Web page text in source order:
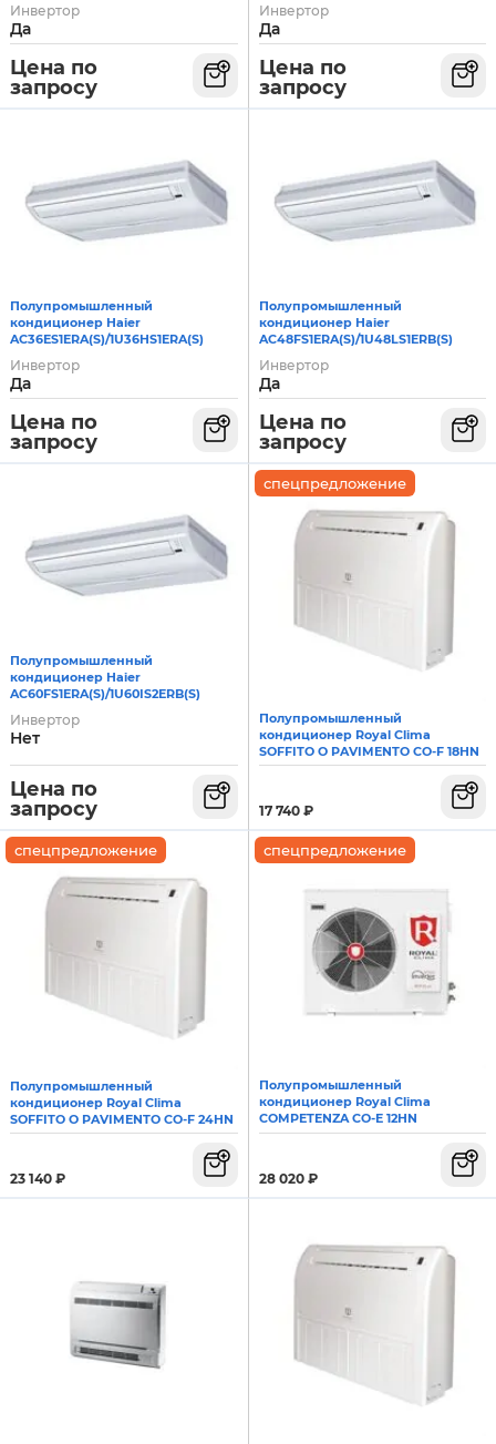
Инвертор
Да
Цена по
запросу
Инвертор
Да
Цена по
запросу
Полупромышленный
кондиционер Haier
AC36ES1ERA(S)/1U36HS1ERA(S)
Инвертор
Да
Цена по
запросу
Полупромышленный
кондиционер Haier
AC48FS1ERA(S)/1U48LS1ERB(S)
Инвертор
Да
Цена по
запросу
Полупромышленный
кондиционер Haier
AC60FS1ERA(S)/1U60IS2ERB(S)
Инвертор
Нет
Цена по
запросу
спецпредложение
Полупромышленный
кондиционер Royal Clima
SOFFITO O PAVIMENTO CO-F 18HN
17 740 ₽
спецпредложение
Полупромышленный
кондиционер Royal Clima
SOFFITO O PAVIMENTO CO-F 24HN
23 140 ₽
спецпредложение
Полупромышленный
кондиционер Royal Clima
COMPETENZA CO-E 12HN
28 020 ₽